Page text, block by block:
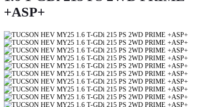
+ASP+